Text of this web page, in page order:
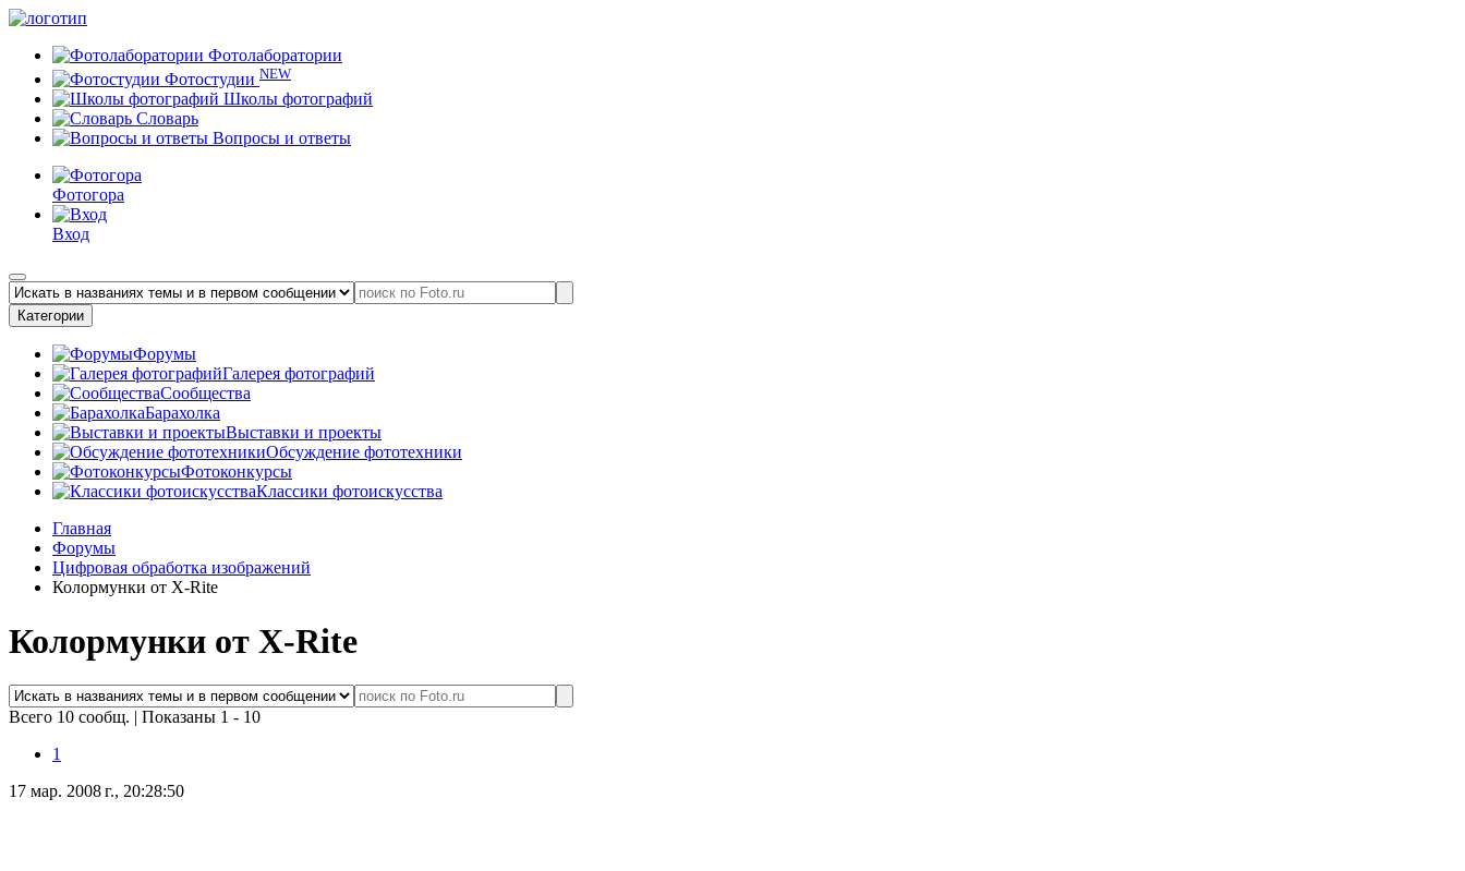
Фотолаборатории
Фотостудии NEW
Школы фотографий
Словарь
Вопросы и ответы
Фотогора
Вход
Категории
Форумы
Галерея фотографий
Сообщества
Барахолка
Выставки и проекты
Обсуждение фототехники
Фотоконкурсы
Классики фотоискусства
Главная
Форумы
Цифровая обработка изображений
Колормунки от X-Rite
Колормунки от X-Rite
Всего 10 сообщ. | Показаны 1 - 10
1
17 мар. 2008 г., 20:28:50